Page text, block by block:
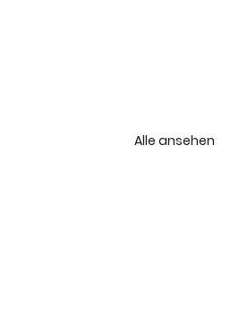
Alle ansehen